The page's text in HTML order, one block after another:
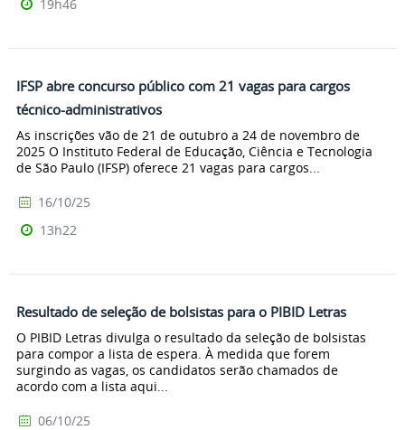
19h46
IFSP abre concurso público com 21 vagas para cargos
técnico-administrativos
As inscrições vão de 21 de outubro a 24 de novembro de
2025 O Instituto Federal de Educação, Ciência e Tecnologia
de São Paulo (IFSP) oferece 21 vagas para cargos...
16/10/25
13h22
Resultado de seleção de bolsistas para o PIBID Letras
O PIBID Letras divulga o resultado da seleção de bolsistas
para compor a lista de espera. À medida que forem
surgindo as vagas, os candidatos serão chamados de
acordo com a lista aqui...
06/10/25